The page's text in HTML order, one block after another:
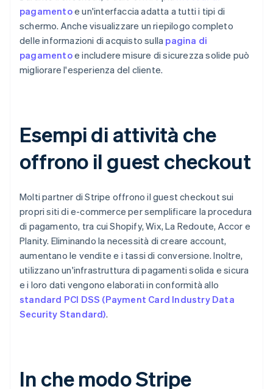
pagamentoe un'interfaccia adatta a tutti i tipi di
schermo. Anche visualizzare un riepilogo completo
delle informazioni di acquisto sulla pagina di
pagamentoe includere misure di sicurezza solide può
migliorare l'esperienza del cliente.
Esempi di attività che
offrono il guest checkout
Molti partner di Stripe offrono il guest checkout sui
propri siti di e-commerce per semplificare la procedura
di pagamento, tra cui Shopify, Wix, La Redoute, Accor e
Planity. Eliminando la necessità di creare account,
aumentano le vendite e i tassi di conversione. Inoltre,
utilizzano un'infrastruttura di pagamenti solida e sicura
e i loro dati vengono elaborati in conformità allo
standard PCI DSS (Payment Card Industry Data
Security Standard).
In che modo Stripe